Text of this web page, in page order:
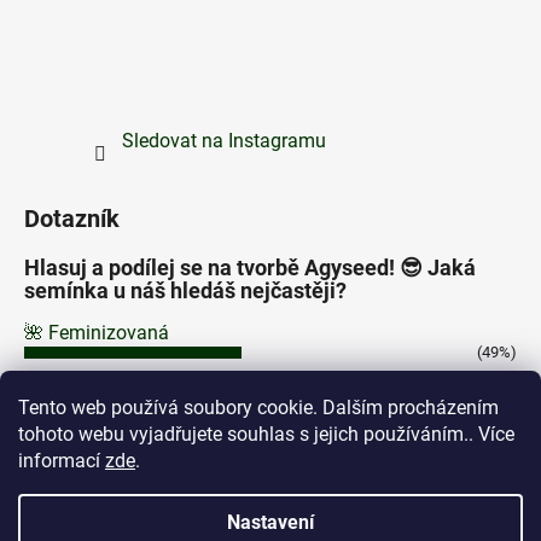
Tento web používá soubory cookie. Dalším procházením
tohoto webu vyjadřujete souhlas s jejich používáním.. Více
informací zde.
Nastavení
Sledovat na Instagramu
Dotazník
Hlasuj a podílej se na tvorbě Agyseed! 😎 Jaká
semínka u náš hledáš nejčastěji?
🌺 Feminizovaná
(49%)
(43%)
🌿 Regular